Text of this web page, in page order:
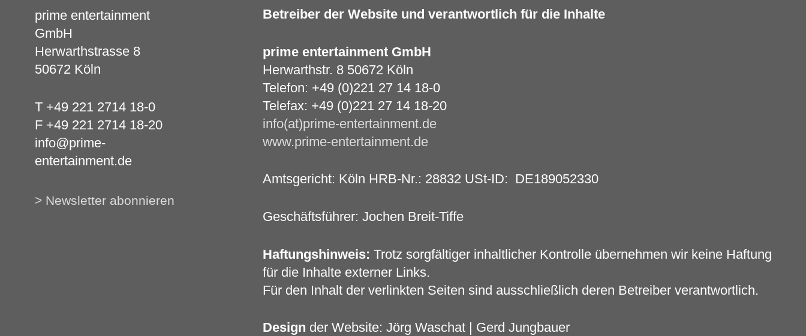
prime entertainment
GmbH
Herwarthstrasse 8
50672 Köln
T +49 221 2714 18-0
F +49 221 2714 18-20
info@prime-
entertainment.de
> Newsletter abonnieren
Betreiber der Website und verantwortlich für die Inhalte
prime entertainment GmbH
Herwarthstr. 8 50672 Köln
Telefon: +49 (0)221 27 14 18-0
Telefax: +49 (0)221 27 14 18-20
info(at)prime-entertainment.de
www.prime-entertainment.de
Amtsgericht: Köln HRB-Nr.: 28832 USt-ID: DE189052330
Geschäftsführer: Jochen Breit-Tiffe
Haftungshinweis: Trotz sorgfältiger inhaltlicher Kontrolle übernehmen wir keine Haftung
für die Inhalte externer Links.
Für den Inhalt der verlinkten Seiten sind ausschließlich deren Betreiber verantwortlich.
Design der Website: Jörg Waschat | Gerd Jungbauer